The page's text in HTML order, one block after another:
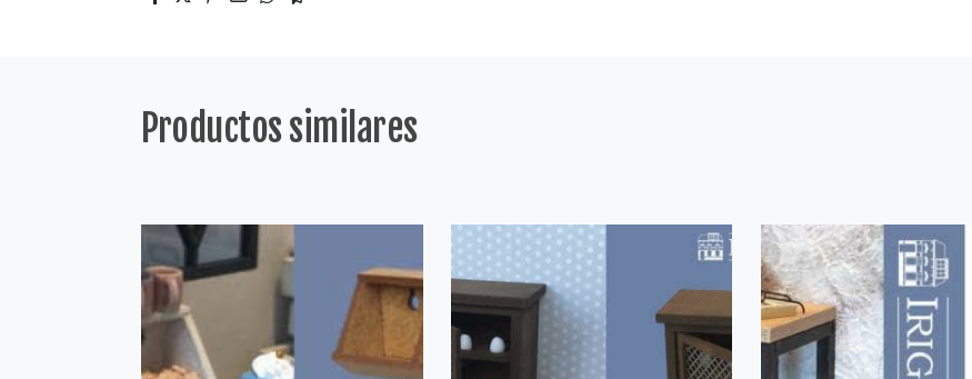
Productos similares